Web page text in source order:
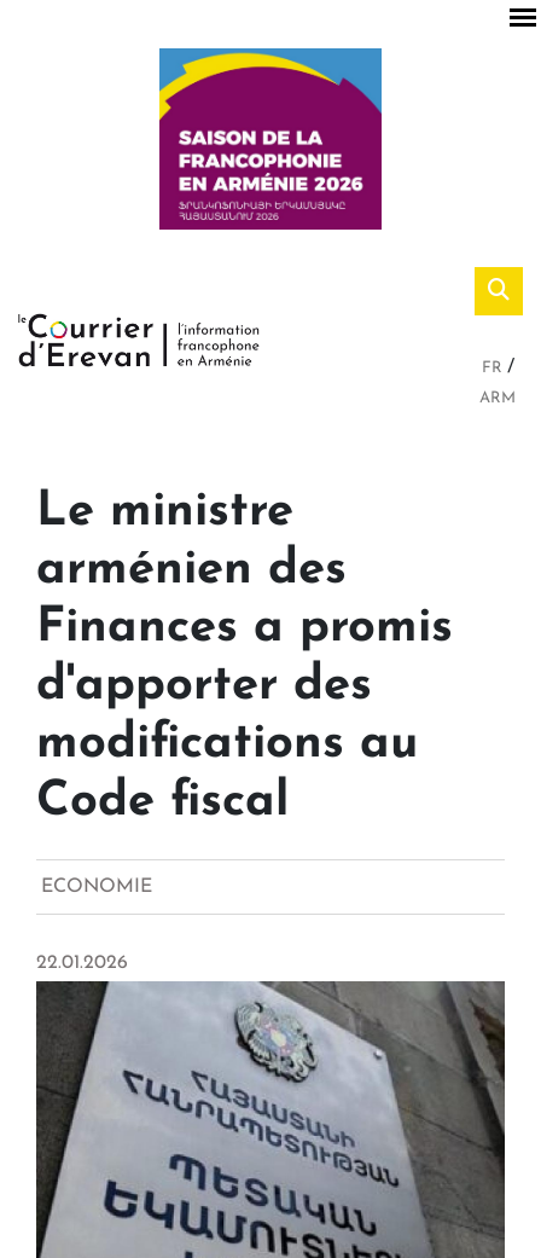
FR
ARM
Le ministre
arménien des
Finances a promis
d'apporter des
modifications au
Code fiscal
ECONOMIE
22.01.2026